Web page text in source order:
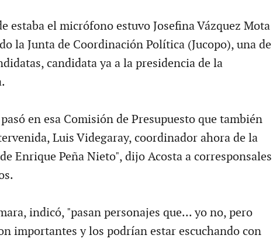
estaba el micrófono estuvo Josefina Vázquez Mota
la Junta de Coordinación Política (Jucopo), una de
candidata ya a la presidencia de la
en esa Comisión de Presupuesto que también
Luis Videgaray, coordinador ahora de la
Enrique Peña Nieto", dijo Acosta a corresponsales
indicó, "pasan personajes que... yo no, pero
importantes y los podrían estar escuchando con